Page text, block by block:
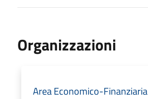
Organizzazioni
Area Economico-Finanziaria